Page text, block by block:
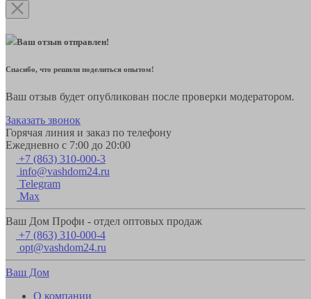
Ваш отзыв отправлен!
Спасибо, что решили поделиться опытом!
Ваш отзыв будет опубликован после проверки модератором.
Заказать звонок
Горячая линия и заказ по телефону
Ежедневно с 7:00 до 20:00
+7 (863) 310-000-3
info@vashdom24.ru
Telegram
Max
Ваш Дом Профи - отдел оптовых продаж
+7 (863) 310-000-4
opt@vashdom24.ru
Ваш Дом
О компании